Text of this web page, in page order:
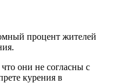
процент жителей
они не согласны с
курения в